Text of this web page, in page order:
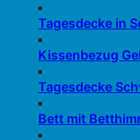
Tagesdecke in
Kissenbezug
Tagesdecke
Bett mit